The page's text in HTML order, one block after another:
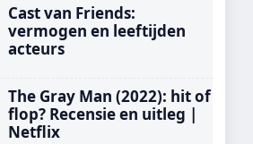
Cast van Friends:
vermogen en leeftijden
acteurs
The Gray Man (2022): hit of
flop? Recensie en uitleg |
Netflix